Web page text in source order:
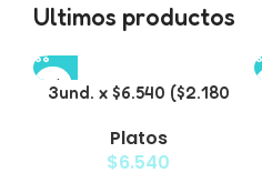
Ultimos productos
3und. x $6.540 ($2.180
para Mascotas con
Diseño Decorativo
Platos
$6.540